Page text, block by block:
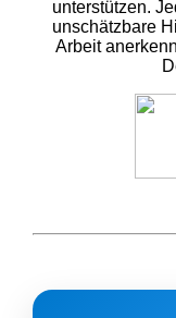
unterstützen.
unschätzbare
Arbeit